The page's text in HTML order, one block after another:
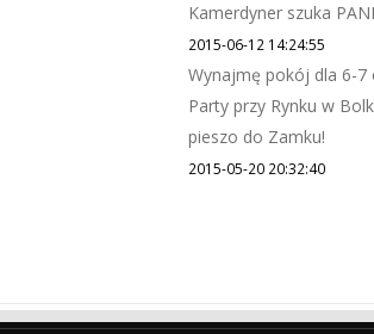
Kamerdyner szuka PANI
2015-06-12 14:24:55
Wynajmę pokój dla 6-7
Party przy Rynku w
pieszo do Zamku!
2015-05-20 20:32:40